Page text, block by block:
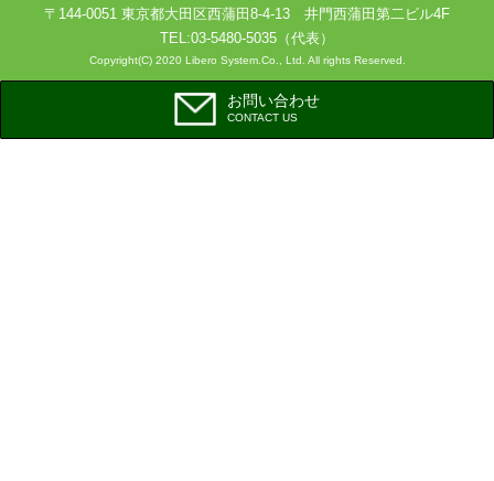
〒144-0051 東京都大田区西蒲田8-4-13 井門西蒲田第二ビル4F
TEL:03-5480-5035（代表）
Copyright(C) 2020 Libero System.Co., Ltd. All rights Reserved.
お問い合わせ
CONTACT US